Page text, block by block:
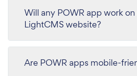
Will any POWR app work
LightCMS website?
Are POWR apps mobile-